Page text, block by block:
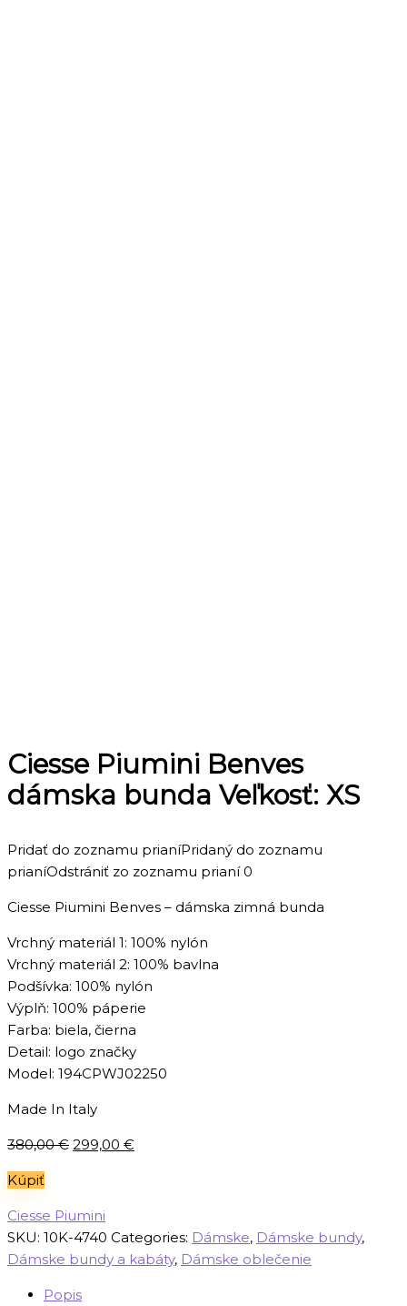
Ciesse Piumini Benves
dámska bunda Veľkosť: XS
Pridať do zoznamu prianíPridaný do zoznamu
prianíOdstrániť zo zoznamu prianí 0
Ciesse Piumini Benves – dámska zimná bunda
Vrchný materiál 1: 100% nylón
Vrchný materiál 2: 100% bavlna
Podšívka: 100% nylón
Výplň: 100% páperie
Farba: biela, čierna
Detail: logo značky
Model: 194CPWJ02250
Made In Italy
380,00€ Pôvodná
380,00 €.
299,00 €
Kúpiť
Ciesse Piumini
SKU: 10K-4740 Categories: Dámske, Dámske bundy,
Dámske bundy a kabáty, Dámske oblečenie
Popis